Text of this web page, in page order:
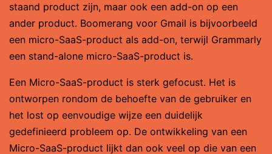
staand product zijn, maar ook een add-on op een
ander product. Boomerang voor Gmail is bijvoorbeeld
een micro-SaaS-product als add-on, terwijl Grammarly
een stand-alone micro-SaaS-product is.
Een Micro-SaaS-product is sterk gefocust. Het is
ontworpen rondom de behoefte van de gebruiker en
het lost op eenvoudige wijze een duidelijk
gedefinieerd probleem op. De ontwikkeling van een
Micro-SaaS-product lijkt dan ook veel op die van een